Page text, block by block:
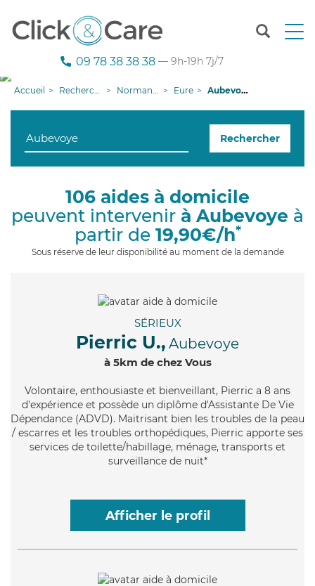
T
n
g
i
09 78 38 38 38 — 9h-19h 7j/7
Accueil Recherche aide à domicile Normandie Eure Aubevoye
Rechercher
106 aides à domicile
peuvent intervenir à Aubevoye à
partir de 19,90€/h*
Sous réserve de leur disponibilité au moment de la demande
SÉRIEUX
Pierric U., Aubevoye
à 5km de chez Vous
Volontaire, enthousiaste et bienveillant, Pierric a 8 ans
d'expérience et possède un diplôme d'Assistante De Vie
Dépendance (ADVD). Maitrisant bien les troubles de la peau
/ escarres et les troubles orthopédiques, Pierric apporte ses
services de toilette/habillage, ménage, transports et
surveillance de nuit*
Afficher le profil